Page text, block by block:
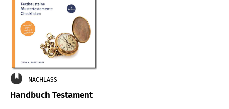
NACHLASS
Handbuch Testament